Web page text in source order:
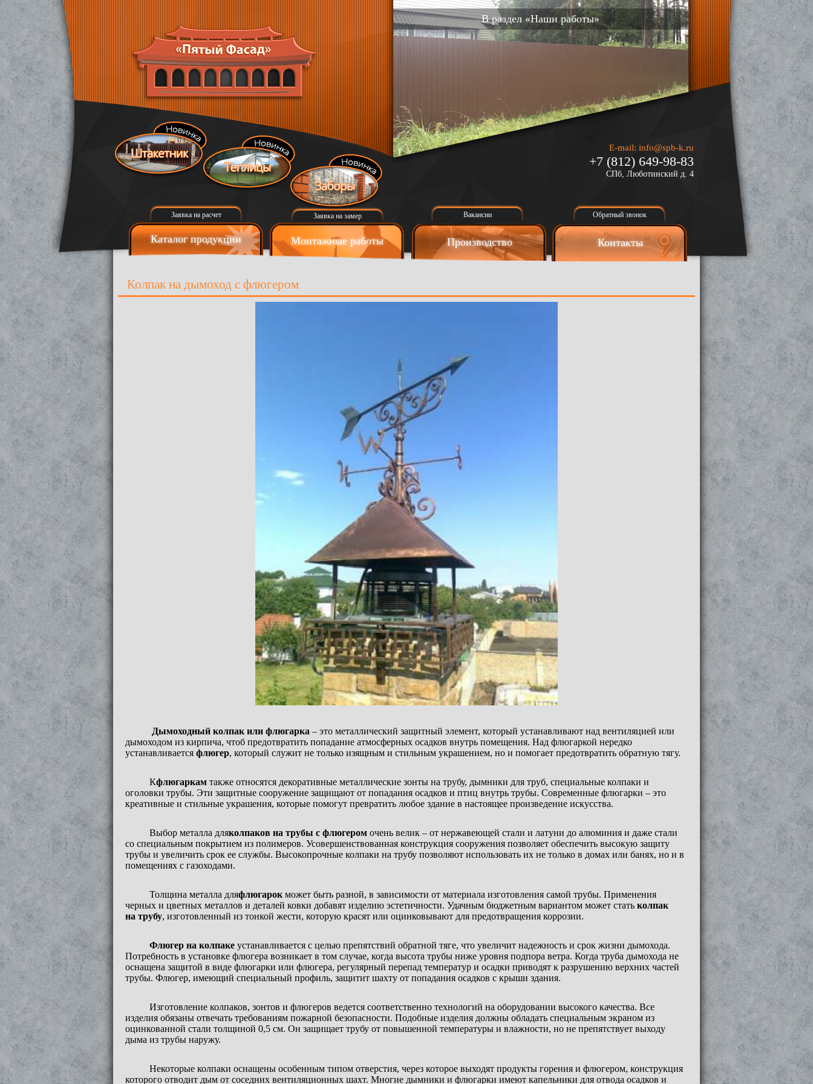
В раздел «Наши работы»
Заявка на расчет Заявка на замер Вакансии Обратный звонок
E-mail: info@spb-k.ru
+7 (812) 649-98-83
СПб, Люботинский д. 4
Каталог продукции Монтажные работы Производство Контакты
Колпак на дымоход с флюгером
Дымоходный колпак или флюгарка – это металлический защитный элемент, который устанавливают над вентиляцией или
дымоходом из кирпича, чтоб предотвратить попадание атмосферных осадков внутрь помещения. Над флюгаркой нередко
устанавливается флюгер, который служит не только изящным и стильным украшением, но и помогает предотвратить обратную тягу.
Кфлюгаркам также относятся декоративные металлические зонты на трубу, дымники для труб, специальные колпаки и
оголовки трубы. Эти защитные сооружение защищают от попадания осадков и птиц внутрь трубы. Современные флюгарки – это
креативные и стильные украшения, которые помогут превратить любое здание в настоящее произведение искусства.
Выбор металла дляколпаков на трубы с флюгером очень велик – от нержавеющей стали и латуни до алюминия и даже стали
со специальным покрытием из полимеров. Усовершенствованная конструкция сооружения позволяет обеспечить высокую защиту
трубы и увеличить срок ее службы. Высокопрочные колпаки на трубу позволяют использовать их не только в домах или банях, но и в
помещениях с газоходами.
Толщина металла дляфлюгарок может быть разной, в зависимости от материала изготовления самой трубы. Применения
черных и цветных металлов и деталей ковки добавят изделию эстетичности. Удачным бюджетным вариантом может стать колпак
на трубу, изготовленный из тонкой жести, которую красят или оцинковывают для предотвращения коррозии.
Флюгер на колпаке устанавливается с целью препятствий обратной тяге, что увеличит надежность и срок жизни дымохода.
Потребность в установке флюгера возникает в том случае, когда высота трубы ниже уровня подпора ветра. Когда труба дымохода не
оснащена защитой в виде флюгарки или флюгера, регулярный перепад температур и осадки приводят к разрушению верхних частей
трубы. Флюгер, имеющий специальный профиль, защитит шахту от попадания осадков с крыши здания.
Изготовление колпаков, зонтов и флюгеров ведется соответственно технологий на оборудовании высокого качества. Все
изделия обязаны отвечать требованиям пожарной безопасности. Подобные изделия должны обладать специальным экраном из
оцинкованной стали толщиной 0,5 см. Он защищает трубу от повышенной температуры и влажности, но не препятствует выходу
дыма из трубы наружу.
Некоторые колпаки оснащены особенным типом отверстия, через которое выходят продукты горения и флюгером, конструкция
которого отводит дым от соседних вентиляционных шахт. Многие дымники и флюгарки имеют капельники для отвода осадков и